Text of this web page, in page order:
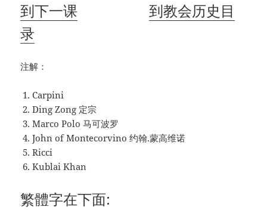
到下一课
到教会历史目
录
注解：
Carpini
Ding Zong 定宗
Marco Polo 马可波罗
John of Montecorvino 约翰.蒙高维诺
Ricci
Kublai Khan
繁體字在下面: